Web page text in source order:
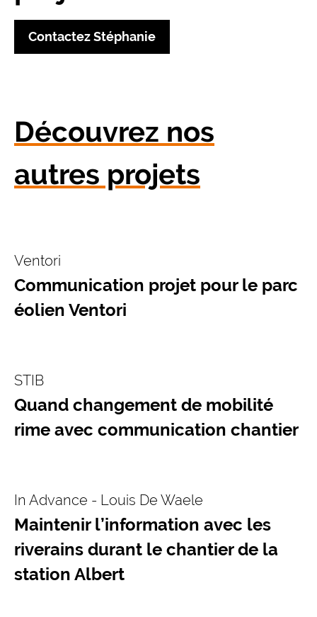
Contactez Stéphanie
Découvrez nos
autres projets
Ventori
Communication projet pour le parc
éolien Ventori
STIB
Quand changement de mobilité
rime avec communication chantier
In Advance - Louis De Waele
Maintenir l’information avec les
riverains durant le chantier de la
station Albert